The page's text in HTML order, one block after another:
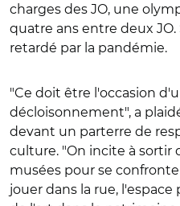
charges des JO, une
quatre ans entre deux
retardé par la pandémie.
"Ce doit être l'occasion
décloisonnement", a
devant un parterre de
culture. "On incite à sortir
musées pour se
jouer dans la rue, l'espace